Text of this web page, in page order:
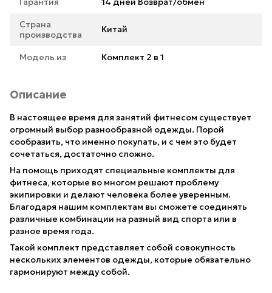
Страна
производства
Китай
Модель из Комплект 2 в 1
Описание
В настоящее время для занятий фитнесом существует
огромный выбор разнообразной одежды. Порой
сообразить, что именно покупать, и с чем это будет
сочетаться, достаточно сложно.
На помощь приходят специальные комплекты для
фитнеса, которые во многом решают проблему
экипировки и делают человека более уверенным.
Благодаря нашим комплектам вы сможете соединять
различные комбинации на разный вид спорта или в
разное время года.
Такой комплект представляет собой совокупность
нескольких элементов одежды, которые обязательно
гармонируют между собой.